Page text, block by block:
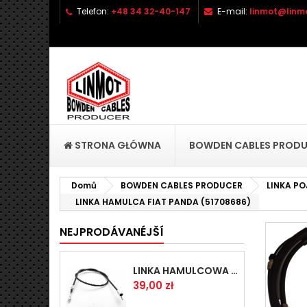
Telefon: +48 34 32-40-147 E-mail:
STRONA GŁÓWNA BOWDEN CABLES
Domů BOWDEN CABLES PRODUCER LINKA
LINKA HAMULCA FIAT PANDA (51708686)
NEJPRODÁVANÉJŠÍ
LINKA HAMULCOWA PRZYCZEPY KNOTT 1440/1230 33921-1.14
Cena
39,00 zł